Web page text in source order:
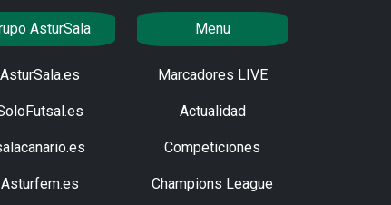
AsturSala
AsturSala.es
Asturfem.es
Menu
Marcadores LIVE
Actualidad
Competiciones
Champions League